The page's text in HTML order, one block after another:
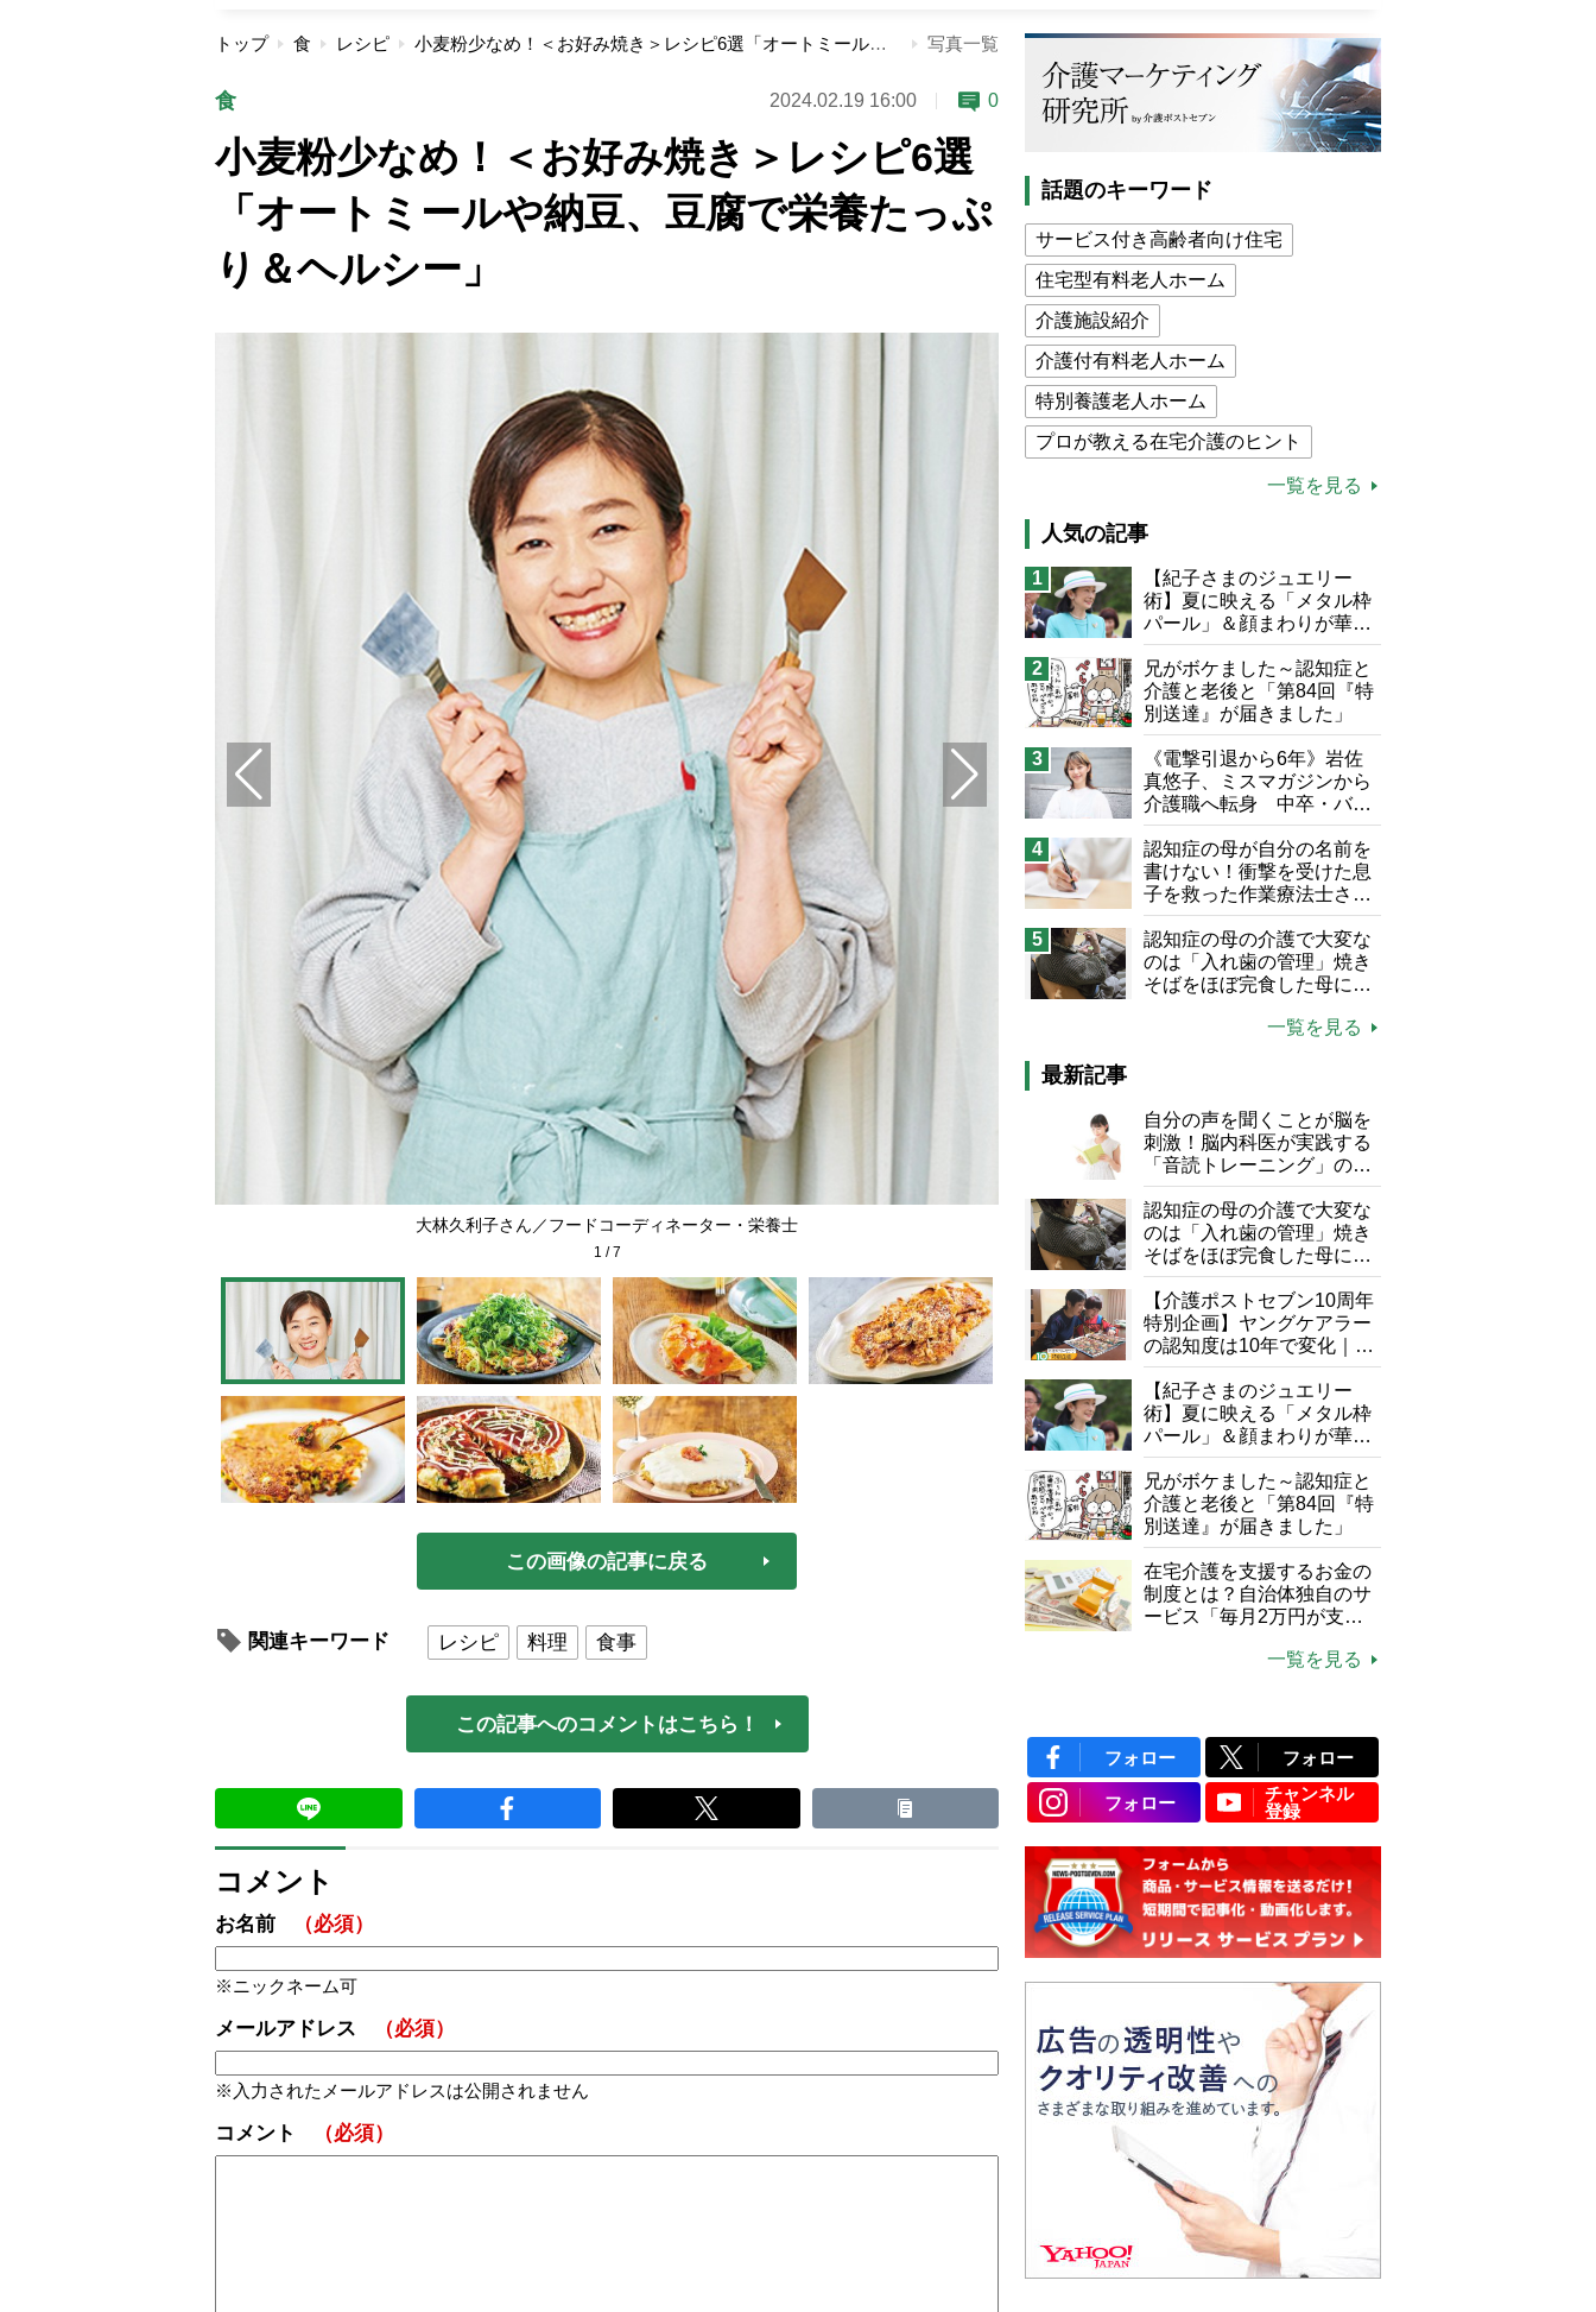
トップ 食 レシピ 小麦粉少なめ！＜お好み焼き＞レシピ6選「オートミールや納豆、豆腐で栄養たっぷり＆ヘルシー」 写真一覧
食 2024.02.19 16:00 0
小麦粉少なめ！＜お好み焼き＞レシピ6選
「オートミールや納豆、豆腐で栄養たっぷ
り＆ヘルシー」
大林久利子さん／フードコーディネーター・栄養士 オートミールの海鮮焼き
1 /7
この画像の記事に戻る
関連キーワード レシピ 料理 食事
この記事へのコメントはこちら！
コメント
お名前 （必須）
ニックネーム可
メールアドレス （必須）
入力されたメールアドレスは公開されません
コメント （必須）
話題のキーワード
サービス付き高齢者向け住宅
住宅型有料老人ホーム
介護施設紹介
介護付有料老人ホーム
特別養護老人ホーム
プロが教える在宅介護のヒント
介護食
高木ブー
ケアマネジャー
猫が母になつきません
息子の遠距離介護サバイバル術
兄がボケました
便利なサービス
予防法
一覧を見る
人気の記事
1
【紀子さまのジュエリー
術】夏に映える「メタル枠
パール」＆顔まわりが華や
ぐ「揺れる一粒」の使い分
け方
2
兄がボケました～認知症と
介護と老後と「第84回『特
別送達』が届きました」
3
《電撃引退から6年》岩佐
真悠子、ミスマガジンから
介護職へ転身 中卒・バイ
ト経験ゼロの彼女が見つけ
た“居場所”「社会の役に立
ちながら自分らしくいられ
る」
4
認知症の母が自分の名前を
書けない！衝撃を受けた息
子を救った作業療法士さん
の言葉
5
認知症の母の介護で大変な
のは「入れ歯の管理」焼き
そばをほぼ完食した母に息
一覧を見る
最新記事
自分の声を聞くことが脳を
刺激！脳内科医が実践する
「音読トレーニング」の極
意
認知症の母の介護で大変な
のは「入れ歯の管理」焼き
そばをほぼ完食した母に息
子が血の気が引いた理由
【介護ポストセブン10周年
特別企画】ヤングケアラー
の認知度は10年で変化｜流
行語大賞にノミネート、法
律にも明記されたが果たし
て現在は？
【紀子さまのジュエリー
術】夏に映える「メタル枠
パール」＆顔まわりが華や
ぐ「揺れる一粒」の使い分
け方
兄がボケました～認知症と
介護と老後と「第84回『特
別送達』が届きました」
在宅介護を支援するお金の
制度とは？自治体独自のサ
ービス「毎月2万円が支給
一覧を見る
フォロー フォロー
フォロー
チャンネル
登録